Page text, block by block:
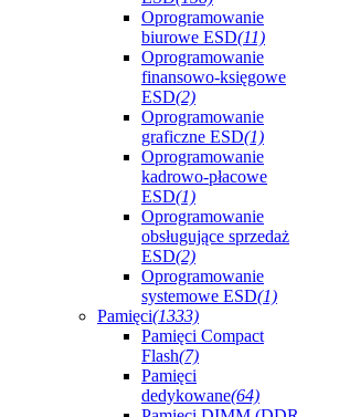
Oprogramowanie
biurowe ESD(11)
Oprogramowanie
finansowo-księgowe
ESD(2)
Oprogramowanie
graficzne ESD(1)
Oprogramowanie
kadrowo-płacowe
ESD(1)
Oprogramowanie
obsługujące sprzedaż
ESD(2)
Oprogramowanie
systemowe ESD(1)
Pamięci(1333)
Pamięci Compact
Flash(7)
Pamięci
dedykowane(64)